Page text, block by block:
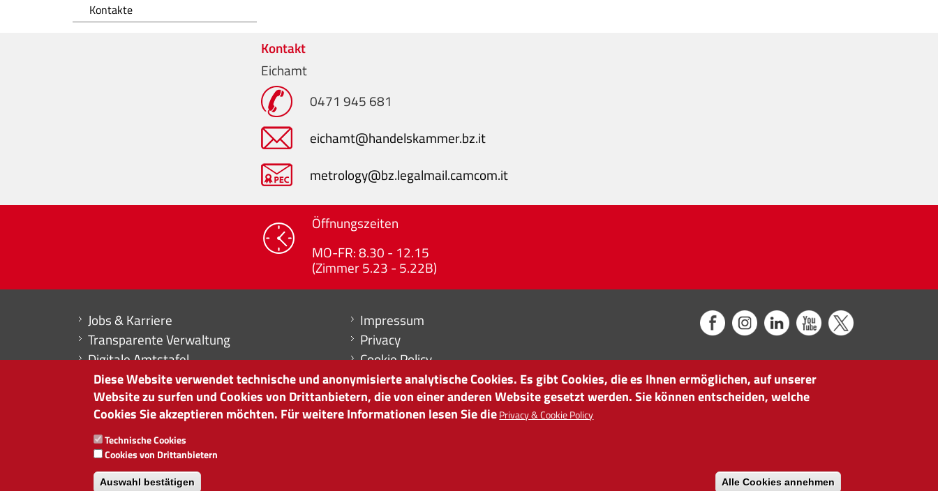
Kontakte
Kontakt
Eichamt
0471 945 681
eichamt@handelskammer.bz.it
metrology@bz.legalmail.camcom.it
Öffnungszeiten
MO-FR: 8.30 - 12.15
(Zimmer 5.23 - 5.22B)
Mini menu di servizio
Jobs & Karriere
Transparente Verwaltung
Digitale Amtstafel
Erklärung zur Barrierefreiheit
Buchhaltung
Menu footer
Impressum
Privacy
Cookie Policy
Sitemap
Cookie-Einstellungen
HANDELSKAMMER BOZEN
Südtiroler Straße 60 | I-39100 Bozen
Tel. 0471 945 511 |info@handelskammer.bz.it
Diese Website verwendet technische und anonymisierte analytische Cookies. Es gibt Cookies, die es Ihnen ermöglichen, auf unserer
Website zu surfen und Cookies von Drittanbietern, die von einer anderen Website gesetzt werden. Sie können entscheiden, welche
Cookies Sie akzeptieren möchten. Für weitere Informationen lesen Sie diePrivacy & Cookie Policy
Technische Cookies
Cookies von Drittanbietern
Auswahl bestätigen Alle Cookies annehmen